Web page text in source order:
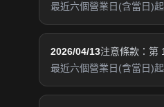
最近六個營業日(含當日)
2026/04/13注意條款：第
最近六個營業日(含當日)